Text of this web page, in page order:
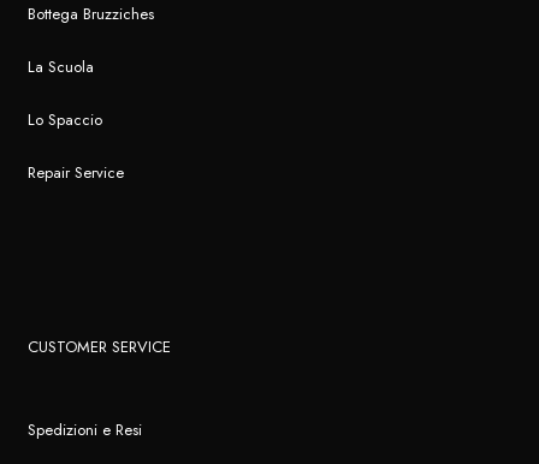
Bottega Bruzziches
La Scuola
Lo Spaccio
Repair Service
CUSTOMER SERVICE
Spedizioni e Resi